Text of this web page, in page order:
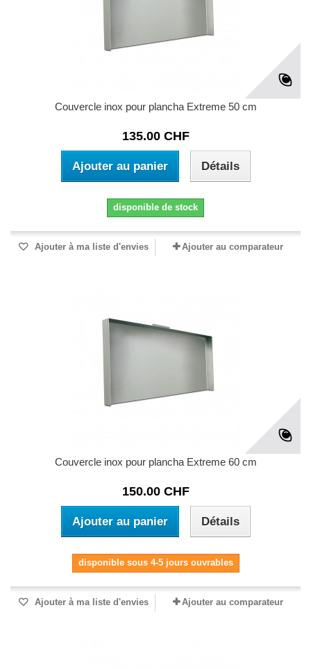
Couvercle inox pour plancha Extreme 50 cm
135.00 CHF
Ajouter au panier Détails
disponible de stock
Ajouter à ma liste d'envies Ajouter au comparateur
Couvercle inox pour plancha Extreme 60 cm
150.00 CHF
Ajouter au panier Détails
disponible sous 4-5 jours ouvrables
Ajouter à ma liste d'envies Ajouter au comparateur